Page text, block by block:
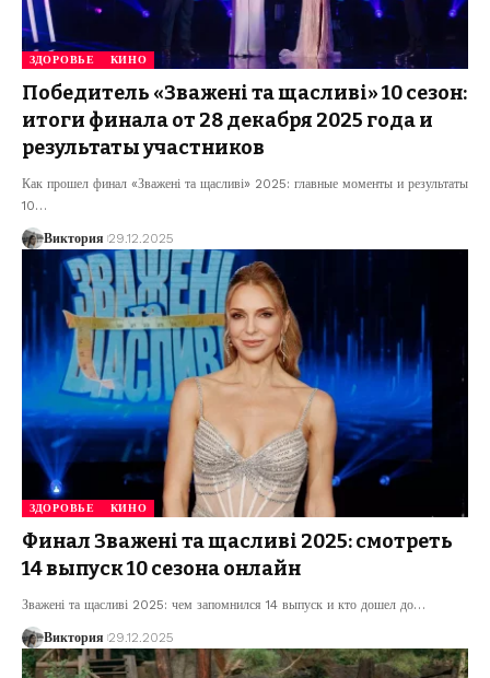
ЗДОРОВЬЕ КИНО
Победитель «Зважені та щасливі» 10 сезон:
итоги финала от 28 декабря 2025 года и
результаты участников
Как прошел финал «Зважені та щасливі» 2025: главные моменты и результаты
10…
Виктория 29.12.2025
ЗДОРОВЬЕ КИНО
Финал Зважені та щасливі 2025: смотреть
14 выпуск 10 сезона онлайн
Зважені та щасливі 2025: чем запомнился 14 выпуск и кто дошел до…
Виктория 29.12.2025